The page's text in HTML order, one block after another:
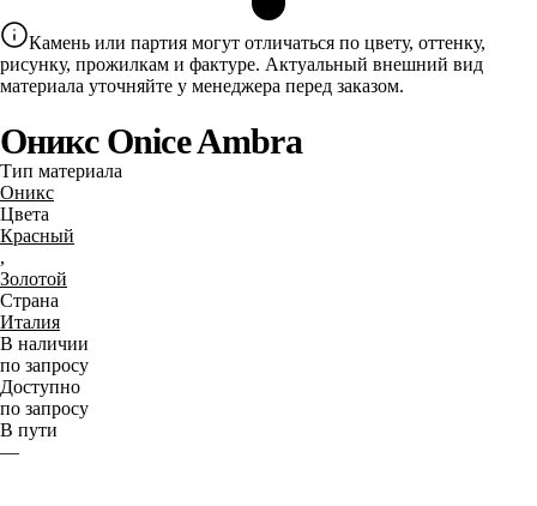
Камень или партия могут отличаться по цвету, оттенку,
рисунку, прожилкам и фактуре. Актуальный внешний вид
материала уточняйте у менеджера перед заказом.
Оникс Onice Ambra
Тип материала
Оникс
Цвета
Красный
,
Золотой
Страна
Италия
В наличии
по запросу
Доступно
по запросу
В пути
—